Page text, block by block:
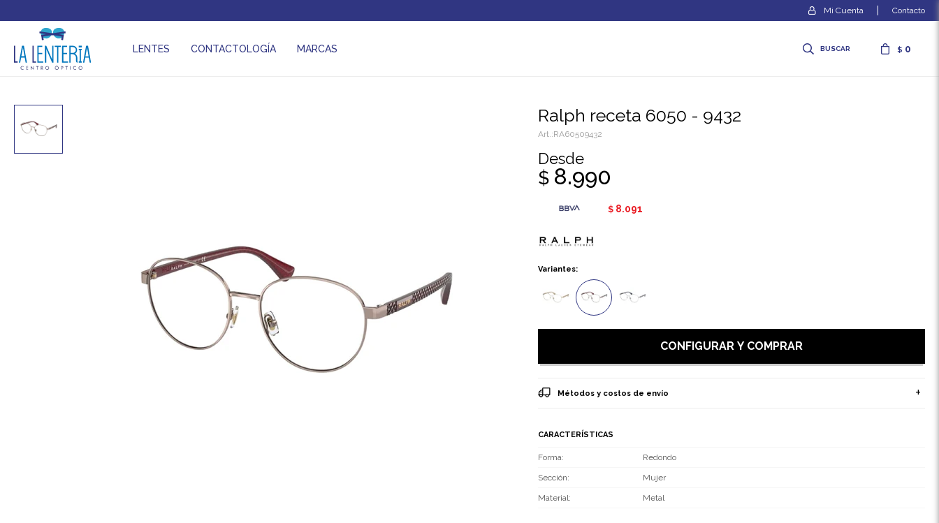
LENTES CONTACTOLOGÍA MARCAS $ 0
Contacto
Ralph receta 6050 - 9432
RA60509432
Desde
$ 8.990
$ 8.091
Variantes:
CONFIGURAR Y COMPRAR
Métodos y costos de envío
CARACTERÍSTICAS
Forma Redondo
Sección Mujer
Material Metal